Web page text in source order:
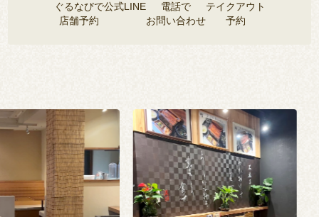
ぐるなびで
店舗予約
公式LINE
電話で
お問い合わせ
テイクアウト
予約